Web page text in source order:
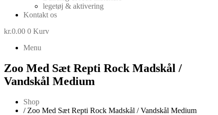
legetøj & aktivering
Kontakt os
kr.0.00 0 Kurv
Menu
Zoo Med Sæt Repti Rock Madskål /
Vandskål Medium
Shop
/ Zoo Med Sæt Repti Rock Madskål / Vandskål Medium